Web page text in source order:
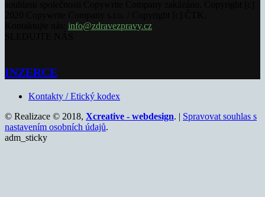
info@zdravezpravy.cz
INZERCE
Kontakty / Etický kodex
© Realizace © 2018, Xcreative - webdesign. | Spravovat souhlas s
nastavením osobních údajů.
adm_sticky